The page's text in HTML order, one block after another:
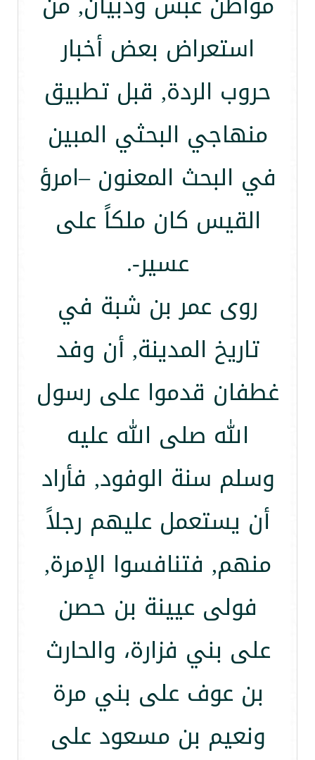
استعراض بعض أخبار
حروب الردة, قبل تطبيق
منهاجي البحثي المبين
في البحث المعنون –امرؤ
القيس كان ملكاً على
عسير-.
روى عمر بن شبة في
تاريخ المدينة, أن وفد
غطفان قدموا على رسول
الله صلى الله عليه
وسلم سنة الوفود, فأراد
أن يستعمل عليهم رجلاً
منهم, فتنافسوا الإمرة,
فولى عيينة بن حصن
على بني فزارة، والحارث
بن عوف على بني مرة
ونعيم بن مسعود على